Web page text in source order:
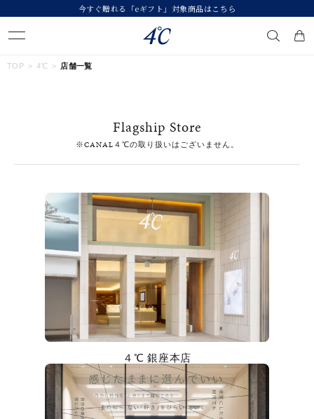
今すぐ贈れる「eギフト」対象商品はこちら
#eギフト #ハーフエタニティリング
#メンズ ネックレス
カテゴリー すべてのジュエリー
TOP 4℃ 店舗一覧
Flagship Store
※CANAL４℃の取り扱いはございません。
４℃ 銀座本店